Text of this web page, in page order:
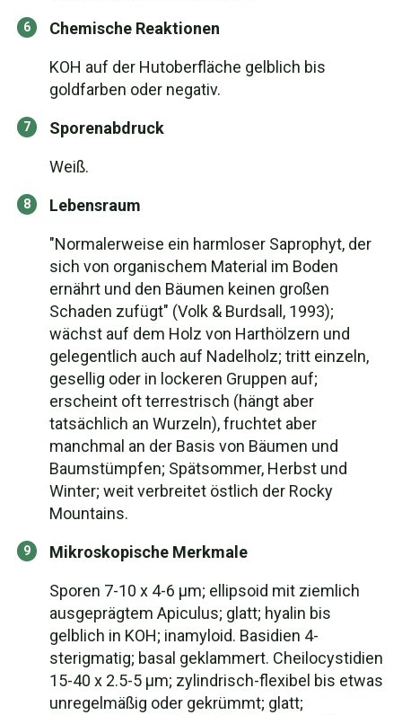
Chemische Reaktionen
KOH auf der Hutoberfläche gelblich bis
goldfarben oder negativ.
Sporenabdruck
Weiß.
Lebensraum
"Normalerweise ein harmloser Saprophyt, der
sich von organischem Material im Boden
ernährt und den Bäumen keinen großen
Schaden zufügt" (Volk & Burdsall, 1993);
wächst auf dem Holz von Harthölzern und
gelegentlich auch auf Nadelholz; tritt einzeln,
gesellig oder in lockeren Gruppen auf;
erscheint oft terrestrisch (hängt aber
tatsächlich an Wurzeln), fruchtet aber
manchmal an der Basis von Bäumen und
Baumstümpfen; Spätsommer, Herbst und
Winter; weit verbreitet östlich der Rocky
Mountains.
Mikroskopische Merkmale
Sporen 7-10 x 4-6 µm; ellipsoid mit ziemlich
ausgeprägtem Apiculus; glatt; hyalin bis
gelblich in KOH; inamyloid. Basidien 4-
sterigmatig; basal geklammert. Cheilocystidien
15-40 x 2.5-5 µm; zylindrisch-flexibel bis etwas
unregelmäßig oder gekrümmt; glatt;